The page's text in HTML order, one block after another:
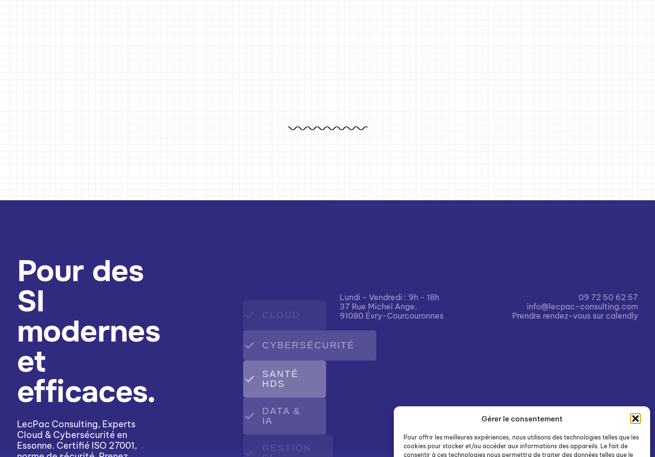
Gérer le consentement
Pour offrir les meilleures expériences, nous utilisons des technologies telles que les
cookies pour stocker et/ou accéder aux informations des appareils. Le fait de
consentir à ces technologies nous permettra de traiter des données telles que le
Pour des
SI
modernes
et
efficaces.
LecPac Consulting, Experts
Cloud & Cybersécurité en
Essonne. Certifié ISO 27001,
CLOUD
CYBERSÉCURITÉ
SANTÉ
HDS
DATA &
IA
GESTION
Lundi - Vendredi : 9h - 18h
37 Rue Michel Ange,
91080 Évry-Courcouronnes
09 72 50 62 57
info@lecpac-consulting.com
Prendre rendez-vous sur calendly